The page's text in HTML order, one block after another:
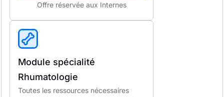
Offre réservée aux Internes
Module spécialité
Rhumatologie
Toutes les ressources nécessaires